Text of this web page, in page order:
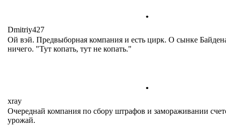
.
Dmitriy427
Ой вэй. Предвыборная компания и есть цирк. О сынке
ничего. "Тут копать, тут не копать."
.
xray
Очереднай компания по сбору штрафов и замораживании
урожай.